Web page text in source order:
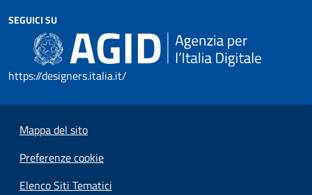
SEGUICI SU
https://designers.italia.it/
Mappa del sito
Preferenze cookie
Elenco Siti Tematici